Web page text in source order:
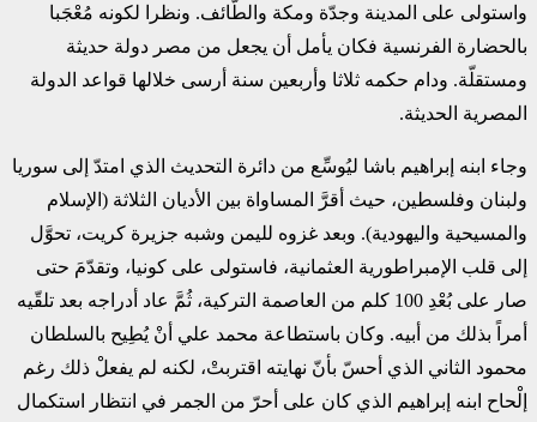
واستولى على المدينة وجدّة ومكة والطّائف. ونظرا لكونه مُعْجَبا
بالحضارة الفرنسية فكان يأمل أن يجعل من مصر دولة حديثة
ومستقلّة. ودام حكمه ثلاثا وأربعين سنة أرسى خلالها قواعد الدولة
المصرية الحديثة.
وجاء ابنه إبراهيم باشا ليُوسِّع من دائرة التحديث الذي امتدّ إلى سوريا
ولبنان وفلسطين، حيث أقرَّ المساواة بين الأديان الثلاثة (الإسلام
والمسيحية واليهودية). وبعد غزوه لليمن وشبه جزيرة كريت، تحوَّل
إلى قلب الإمبراطورية العثمانية، فاستولى على كونيا، وتقدّمَ حتى
صار على بُعْدِ 100 كلم من العاصمة التركية، ثُمَّ عاد أدراجه بعد تلقّيه
أمراً بذلك من أبيه. وكان باستطاعة محمد علي أنْ يُطِيح بالسلطان
محمود الثاني الذي أحسّ بأنّ نهايته اقتربتْ، لكنه لم يفعلْ ذلك رغم
إلْحاح ابنه إبراهيم الذي كان على أحرّ من الجمر في انتظار استكمال